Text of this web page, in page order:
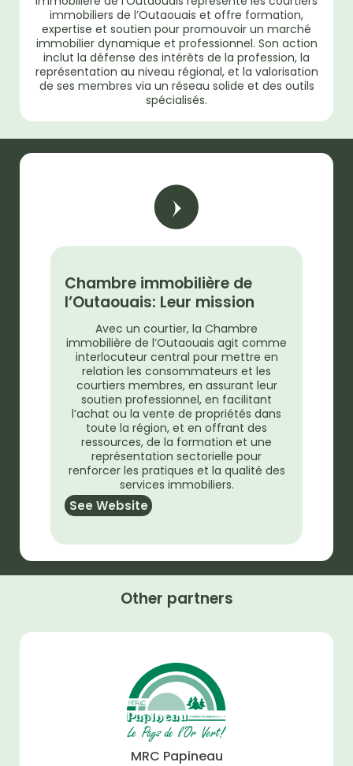
immobiliers de l’Outaouais et offre formation,
expertise et soutien pour promouvoir un marché
immobilier dynamique et professionnel. Son action
inclut la défense des intérêts de la profession, la
représentation au niveau régional, et la valorisation
de ses membres via un réseau solide et des outils
spécialisés.
Chambre immobilière de
l’Outaouais: Leur mission
Avec un courtier, la Chambre
immobilière de l’Outaouais agit comme
interlocuteur central pour mettre en
relation les consommateurs et les
courtiers membres, en assurant leur
soutien professionnel, en facilitant
l’achat ou la vente de propriétés dans
toute la région, et en offrant des
ressources, de la formation et une
représentation sectorielle pour
renforcer les pratiques et la qualité des
services immobiliers.
See Website
Other partners
MRC Papineau